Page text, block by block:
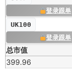
登录跟单
UK100
登录跟单
总市值
399.96